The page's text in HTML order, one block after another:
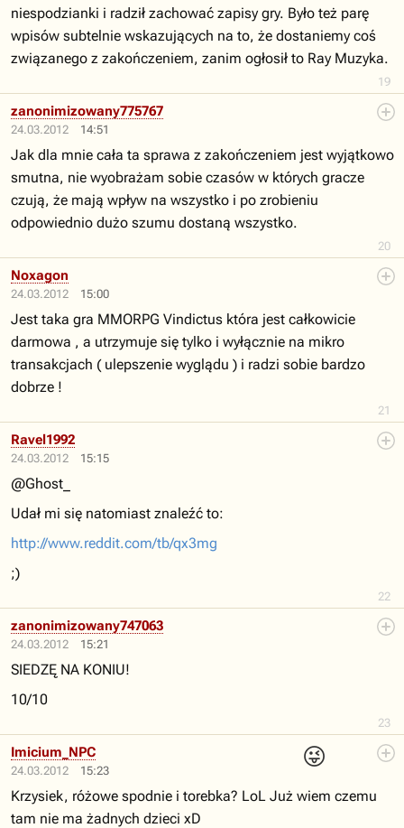
19
niespodzianki i radził zachować zapisy gry. Było też parę
wpisów subtelnie wskazujących na to, że dostaniemy coś
związanego z zakończeniem, zanim ogłosił to Ray Muzyka.
24.03.2012 14:51
20
zanonimizowany775767
Jak dla mnie cała ta sprawa z zakończeniem jest wyjątkowo
smutna, nie wyobrażam sobie czasów w których gracze
czują, że mają wpływ na wszystko i po zrobieniu
odpowiednio dużo szumu dostaną wszystko.
24.03.2012 15:00
21
Noxagon
Jest taka gra MMORPG Vindictus która jest całkowicie
darmowa , a utrzymuje się tylko i wyłącznie na mikro
transakcjach ( ulepszenie wyglądu ) i radzi sobie bardzo
dobrze !
24.03.2012 15:15
22
Ravel1992
@Ghost_
Udał mi się natomiast znaleźć to:
http://www.reddit.com/tb/qx3mg
;)
24.03.2012 15:21
23
zanonimizowany747063
SIEDZĘ NA KONIU!
10/10
24.03.2012 15:23
😜
Imicium_NPC
Krzysiek, różowe spodnie i torebka? LoL Już wiem czemu
tam nie ma żadnych dzieci xD